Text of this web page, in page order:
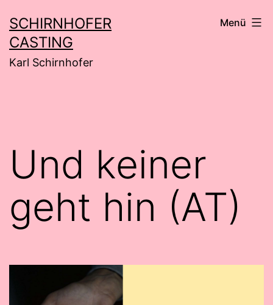
Inhalt
springen
SCHIRNHOFER
CASTING
Karl Schirnhofer
Menü
Und keiner
geht hin (AT)